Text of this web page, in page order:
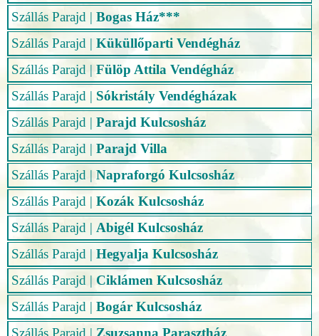
Szállás Parajd | Bogas Ház***
Szállás Parajd | Küküllőparti Vendégház
Szállás Parajd | Fülöp Attila Vendégház
Szállás Parajd | Sókristály Vendégházak
Szállás Parajd | Parajd Kulcsosház
Szállás Parajd | Parajd Villa
Szállás Parajd | Napraforgó Kulcsosház
Szállás Parajd | Kozák Kulcsosház
Szállás Parajd | Abigél Kulcsosház
Szállás Parajd | Hegyalja Kulcsosház
Szállás Parajd | Ciklámen Kulcsosház
Szállás Parajd | Bogár Kulcsosház